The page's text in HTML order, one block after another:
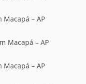
Macapá – AP
Macapá – AP
Macapá – AP